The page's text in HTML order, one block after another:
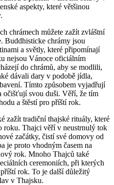
aspekty, které většinou
chrámech můžete zažít zvláštní
Buddhisticke chrámy jsou
a světly, které připomínají
nejsou Vánoce oficiálním
do chrámů, aby se modlili,
dávali dary v podobě jídla,
Tímto způsobem vyjadřují
očišťují svou duši. Věří, že tím
a štěstí pro příští rok.
zažít tradiční thajské rituály, které
roku. Thajci věří v neustrnulý tok
začátky, čistí své domovy od
je proto vhodným časem na
rok. Mnoho Thajců také
ceremoniích, při kterých
rok. To je další důležitý
v Thajsku.